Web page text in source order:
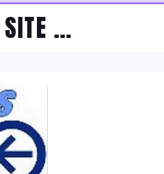
SITE …